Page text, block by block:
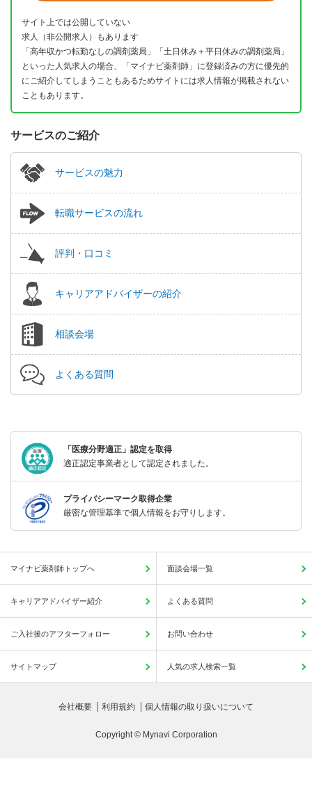
サイト上では公開していない
求人（非公開求人）もあります
「高年収かつ転勤なしの調剤薬局」「土日休み＋平日休みの調剤薬局」
といった人気求人の場合、「マイナビ薬剤師」に登録済みの方に優先的
にご紹介してしまうこともあるためサイトには求人情報が掲載されない
こともあります。
サービスのご紹介
サービスの魅力
転職サービスの流れ
評判・口コミ
キャリアアドバイザーの紹介
相談会場
よくある質問
「医療分野適正」認定を取得
適正認定事業者として認定されました。
プライバシーマーク取得企業
厳密な管理基準で個人情報をお守りします。
マイナビ薬剤師トップへ 面談会場一覧
キャリアアドバイザー紹介 よくある質問
ご入社後のアフターフォロー お問い合わせ
サイトマップ 人気の求人検索一覧
会社概要 利用規約 個人情報の取り扱いについて
Copyright © Mynavi Corporation